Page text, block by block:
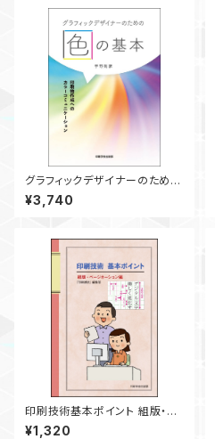
グラフィックデザイナーのための
色の基本 ― 印刷物作成への
カラーコミュニケーション ―
¥3,740
印刷技術基本ポイント 組版・ペ
ージネーション編
¥1,320